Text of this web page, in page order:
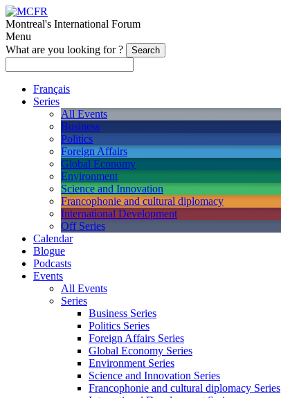
Montreal's International Forum
Menu
What are you looking for ?
Français
Series
All Events
Business
Politics
Foreign Affairs
Global Economy
Environment
Science and Innovation
Francophonie and cultural diplomacy
International Development
Off Series
Calendar
Blogue
Podcasts
Events
All Events
Series
Business Series
Politics Series
Foreign Affairs Series
Global Economy Series
Environment Series
Science and Innovation Series
Francophonie and cultural diplomacy Series